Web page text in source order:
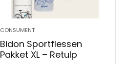
CONSUMENT
Bidon Sportflessen
Pakket XL – Retulp